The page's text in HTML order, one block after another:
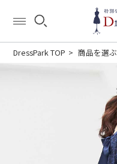
DressPark TOP 商品を選ぶ